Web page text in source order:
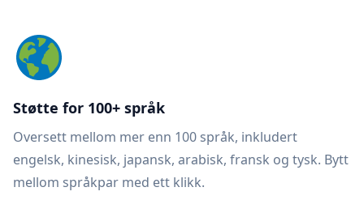
Støtte for 100+ språk
Oversett mellom mer enn 100 språk, inkludert
engelsk, kinesisk, japansk, arabisk, fransk og tysk. Bytt
mellom språkpar med ett klikk.